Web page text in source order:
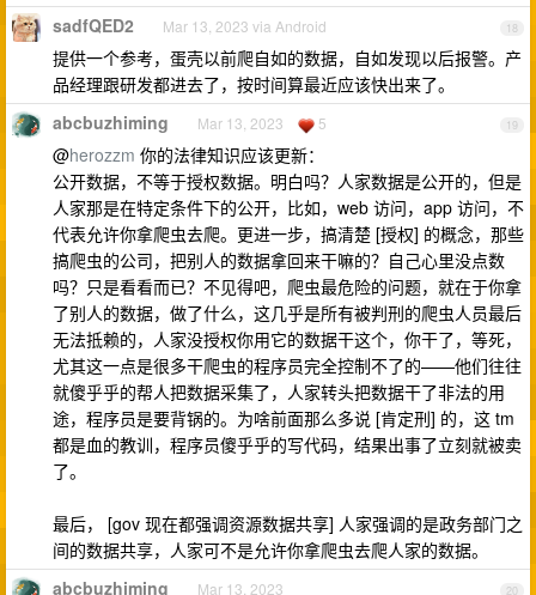
18
sadfQED2 Mar 13, 2023 via Android
提供一个参考，蛋壳以前爬自如的数据，自如发现以后报警。产
品经理跟研发都进去了，按时间算最近应该快出来了。
19
abcbuzhiming Mar 13, 2023 5
@herozzm 你的法律知识应该更新：
公开数据，不等于授权数据。明白吗？人家数据是公开的，但是
人家那是在特定条件下的公开，比如，web 访问，app 访问，不
代表允许你拿爬虫去爬。更进一步，搞清楚 [授权] 的概念，那些
搞爬虫的公司，把别人的数据拿回来干嘛的？自己心里没点数
吗？只是看看而已？不见得吧，爬虫最危险的问题，就在于你拿
了别人的数据，做了什么，这几乎是所有被判刑的爬虫人员最后
无法抵赖的，人家没授权你用它的数据干这个，你干了，等死，
尤其这一点是很多干爬虫的程序员完全控制不了的——他们往往
就傻乎乎的帮人把数据采集了，人家转头把数据干了非法的用
途，程序员是要背锅的。为啥前面那么多说 [肯定刑] 的，这 tm
都是血的教训，程序员傻乎乎的写代码，结果出事了立刻就被卖
了。
最后， [gov 现在都强调资源数据共享] 人家强调的是政务部门之
间的数据共享，人家可不是允许你拿爬虫去爬人家的数据。
20
abcbuzhiming Mar 13, 2023